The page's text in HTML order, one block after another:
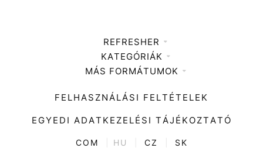
REFRESHER
Médiaajánlat
KATEGÓRIÁK
Zene
Divat
Kultúra
ENTR
MÁS FORMÁTUMOK
FELHASZNÁLÁSI FELTÉTELEK
EGYEDI ADATKEZELÉSI TÁJÉKOZTATÓ
COM HU CZ SK